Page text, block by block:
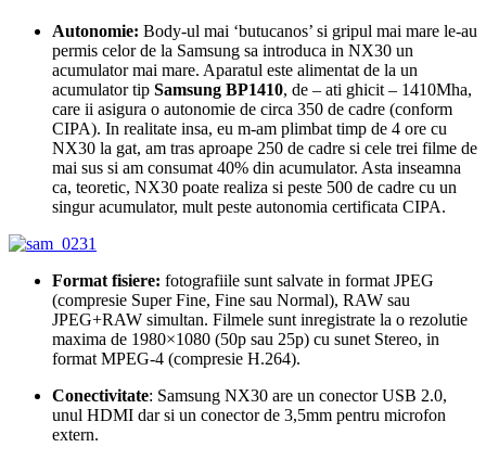
Autonomie: Body-ul mai ‘butucanos’ si gripul mai mare le-au
permis celor de la Samsung sa introduca in NX30 un
acumulator mai mare. Aparatul este alimentat de la un
acumulator tip Samsung BP1410, de – ati ghicit – 1410Mha,
care ii asigura o autonomie de circa 350 de cadre (conform
CIPA). In realitate insa, eu m-am plimbat timp de 4 ore cu
NX30 la gat, am tras aproape 250 de cadre si cele trei filme de
mai sus si am consumat 40% din acumulator. Asta inseamna
ca, teoretic, NX30 poate realiza si peste 500 de cadre cu un
singur acumulator, mult peste autonomia certificata CIPA.
Format fisiere: fotografiile sunt salvate in format JPEG
(compresie Super Fine, Fine sau Normal), RAW sau
JPEG+RAW simultan. Filmele sunt inregistrate la o rezolutie
maxima de 1980×1080 (50p sau 25p) cu sunet Stereo, in
format MPEG-4 (compresie H.264).
Conectivitate: Samsung NX30 are un conector USB 2.0,
unul HDMI dar si un conector de 3,5mm pentru microfon
extern.